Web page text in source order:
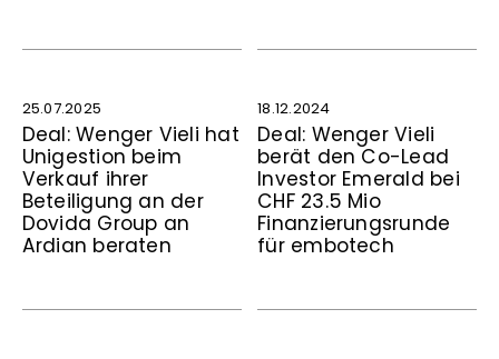
25.07.2025
Deal: Wenger Vieli hat
Unigestion beim
Verkauf ihrer
Beteiligung an der
Dovida Group an
Ardian beraten
18.12.2024
Deal: Wenger Vieli
berät den Co-Lead
Investor Emerald bei
CHF 23.5 Mio
Finanzierungsrunde
für embotech